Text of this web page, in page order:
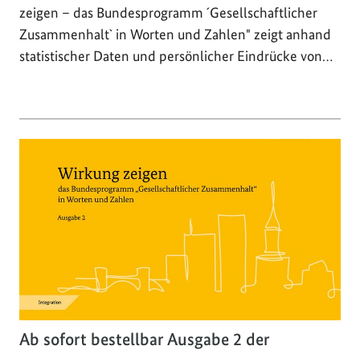
zeigen – das Bundesprogramm ´Gesellschaftlicher
Zusammenhalt` in Worten und Zahlen" zeigt anhand
statistischer Daten und persönlicher Eindrücke von…
Ab sofort bestellbar Ausgabe 2 der